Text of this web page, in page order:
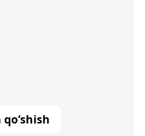
qo‘shish